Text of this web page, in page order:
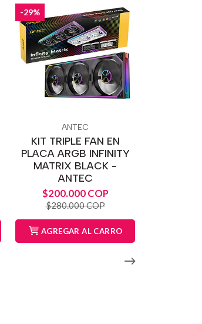
-29%
ANTEC
KIT TRIPLE FAN EN
PLACA ARGB INFINITY
MATRIX BLACK -
ANTEC
$200.000 COP
$280.000 COP
AGREGAR AL CARRO